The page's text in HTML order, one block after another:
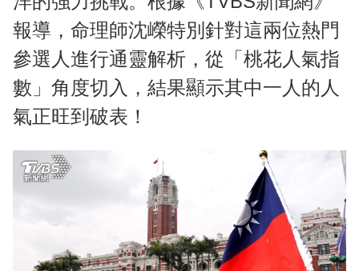
報導，命理師沈嶸特別針對這兩位熱門
參選人進行通靈解析，從「桃花人氣指
數」角度切入，結果顯示其中一人的人
氣正旺到破表！